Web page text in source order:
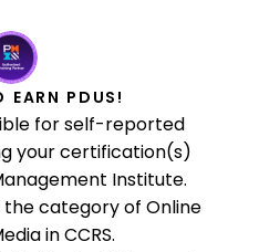
EARN PDUS!
for self-reported
your certification(s)
Institute.
the category of Online
in CCRS.